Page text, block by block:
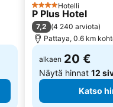
4 Tähtiluokitus
Hotelli
P Plus Hotel
7,2 (4 240 arviota)
Pattaya, 0.6 km
alkaen 20 €
Näytä hinnat 12
Katso